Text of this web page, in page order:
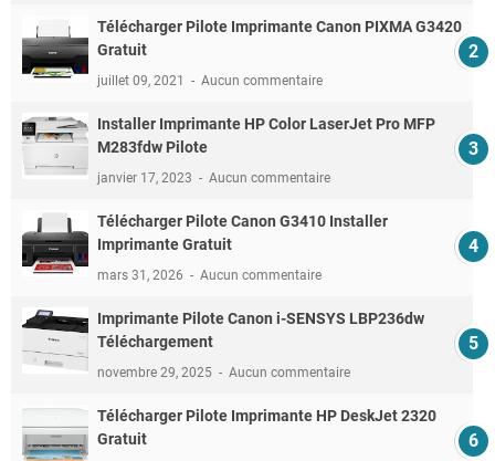
Télécharger Pilote Imprimante Canon PIXMA G3420
Gratuit
juillet 09, 2021 Aucun commentaire
Installer Imprimante HP Color LaserJet Pro MFP
M283fdw Pilote
janvier 17, 2023 Aucun commentaire
Télécharger Pilote Canon G3410 Installer
Imprimante Gratuit
mars 31, 2026 Aucun commentaire
Imprimante Pilote Canon i-SENSYS LBP236dw
Téléchargement
novembre 29, 2025 Aucun commentaire
Télécharger Pilote Imprimante HP DeskJet 2320
Gratuit